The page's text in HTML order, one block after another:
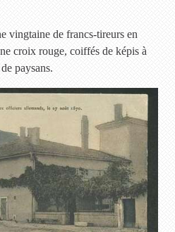
vingtaine de francs-tireurs en
croix rouge, coiffés de képis à
paysans.